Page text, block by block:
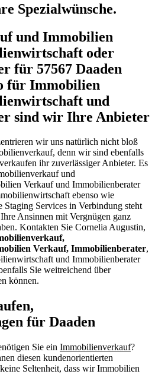
Spezialwünsche.
und Immobilien
oder
für 57567 Daaden
für Immobilien
und
sind wir Ihre Anbieter
wir uns natürlich nicht bloß
denn wir sind ebenfalls
ihr zuverlässiger Anbieter. Es
und
Verkauf und Immobilienberater
ebenso wie
Services in Verbindung steht
Ansinnen mit Vergnügen ganz
Kontakten Sie Cornelia Augustin,
Verkauf, Immobilienberater,
und Immobilienberater
Sie weitreichend über
können.
für Daaden
Sie ein Immobilienverkauf?
diesen kundenorientierten
Seltenheit, dass wir Immobilien